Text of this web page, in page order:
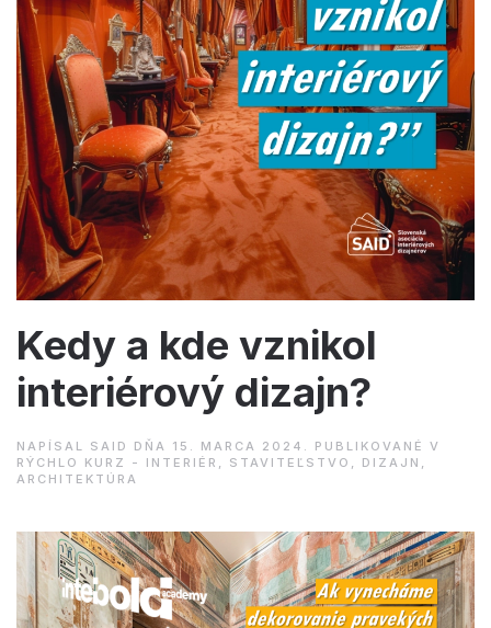
Kedy a kde vznikol
interiérový dizajn?
NAPÍSAL SAID DŇA 15. MARCA 2024 . PUBLIKOVANÉ V
RÝCHLO KURZ - INTERIÉR, STAVITEĽSTVO, DIZAJN,
ARCHITEKTÚRA